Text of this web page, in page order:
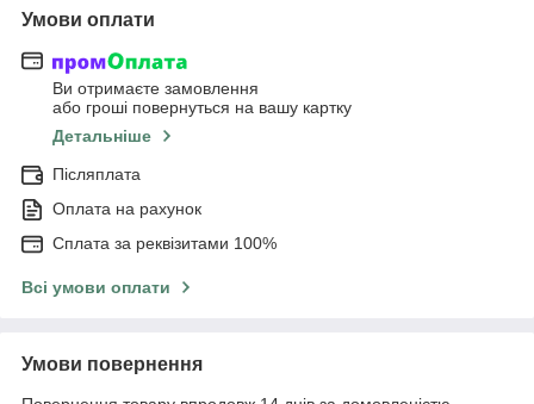
Умови оплати
Ви отримаєте замовлення
або гроші повернуться на вашу картку
Детальніше
Післяплата
Оплата на рахунок
Сплата за реквізитами 100%
Всі умови оплати
Умови повернення